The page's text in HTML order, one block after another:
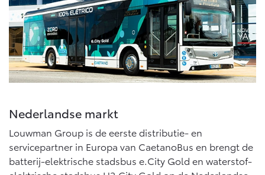
Vanaf € 39.995,- Vanaf € 48.995,-
Mirai
WATERSTOF-ELEKTRISCH
Vanaf € 76.695,-
Proace City (excl. BTW)
OOK ALS BATTERIJ-
Vanaf € 27.945,-
Nederlandse markt
Louwman Group is de eerste distributie- en
servicepartner in Europa van CaetanoBus en brengt de
batterij-elektrische stadsbus e.City Gold en waterstof-